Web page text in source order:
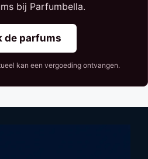
bij Parfumbella.
de parfums
kan een vergoeding ontvangen.